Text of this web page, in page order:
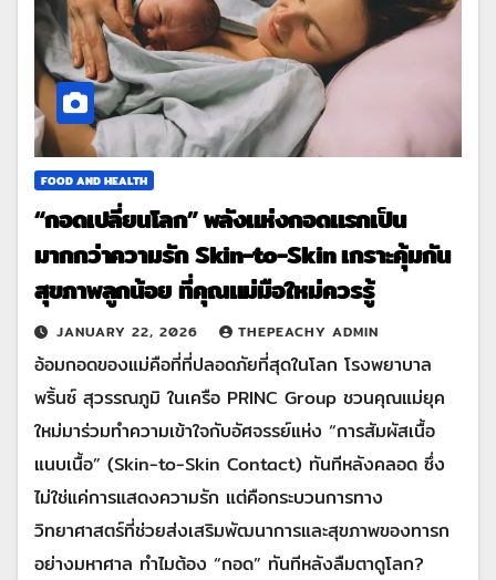
FOOD AND HEALTH
“กอดเปลี่ยนโลก” พลังแห่งกอดแรกเป็น
มากกว่าความรัก Skin-to-Skin เกราะคุ้มกัน
สุขภาพลูกน้อย ที่คุณแม่มือใหม่ควรรู้
JANUARY 22, 2026 THEPEACHY ADMIN
อ้อมกอดของแม่คือที่ที่ปลอดภัยที่สุดในโลก โรงพยาบาล
พริ้นซ์ สุวรรณภูมิ ในเครือ PRINC Group ชวนคุณแม่ยุค
ใหม่มาร่วมทำความเข้าใจกับอัศจรรย์แห่ง “การสัมผัสเนื้อ
แนบเนื้อ” (Skin-to-Skin Contact) ทันทีหลังคลอด ซึ่ง
ไม่ใช่แค่การแสดงความรัก แต่คือกระบวนการทาง
วิทยาศาสตร์ที่ช่วยส่งเสริมพัฒนาการและสุขภาพของทารก
อย่างมหาศาล ทำไมต้อง “กอด” ทันทีหลังลืมตาดูโลก?